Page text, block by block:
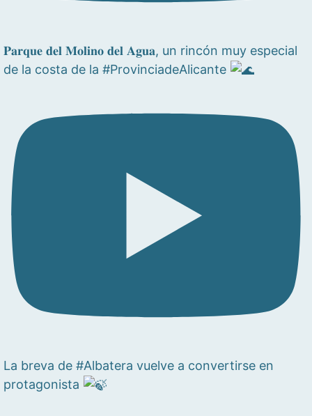
𝐏𝐚𝐫𝐪𝐮𝐞 𝐝𝐞𝐥 𝐌𝐨𝐥𝐢𝐧𝐨 𝐝𝐞𝐥 𝐀𝐠𝐮𝐚, un rincón muy especial
de la costa de la #ProvinciadeAlicante
La breva de #Albatera vuelve a convertirse en
protagonista